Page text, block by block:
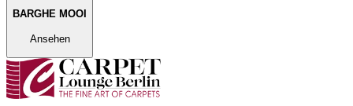
BARGHE MOOI
Ansehen